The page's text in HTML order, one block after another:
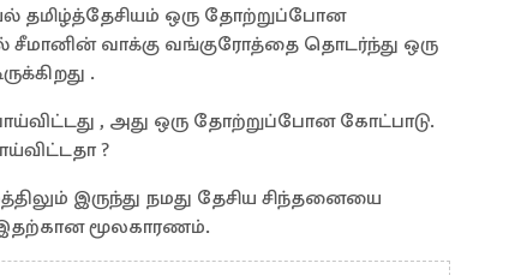
தமிழ்த்தேசியம் ஒரு தோற்றுப்போன
சீமானின் வாக்கு வங்குரோத்தை தொடர்ந்து ஒரு
.
, அது ஒரு தோற்றுப்போன கோட்பாடு.
?
இருந்து நமது தேசிய சிந்தனையை
மூலகாரணம்.